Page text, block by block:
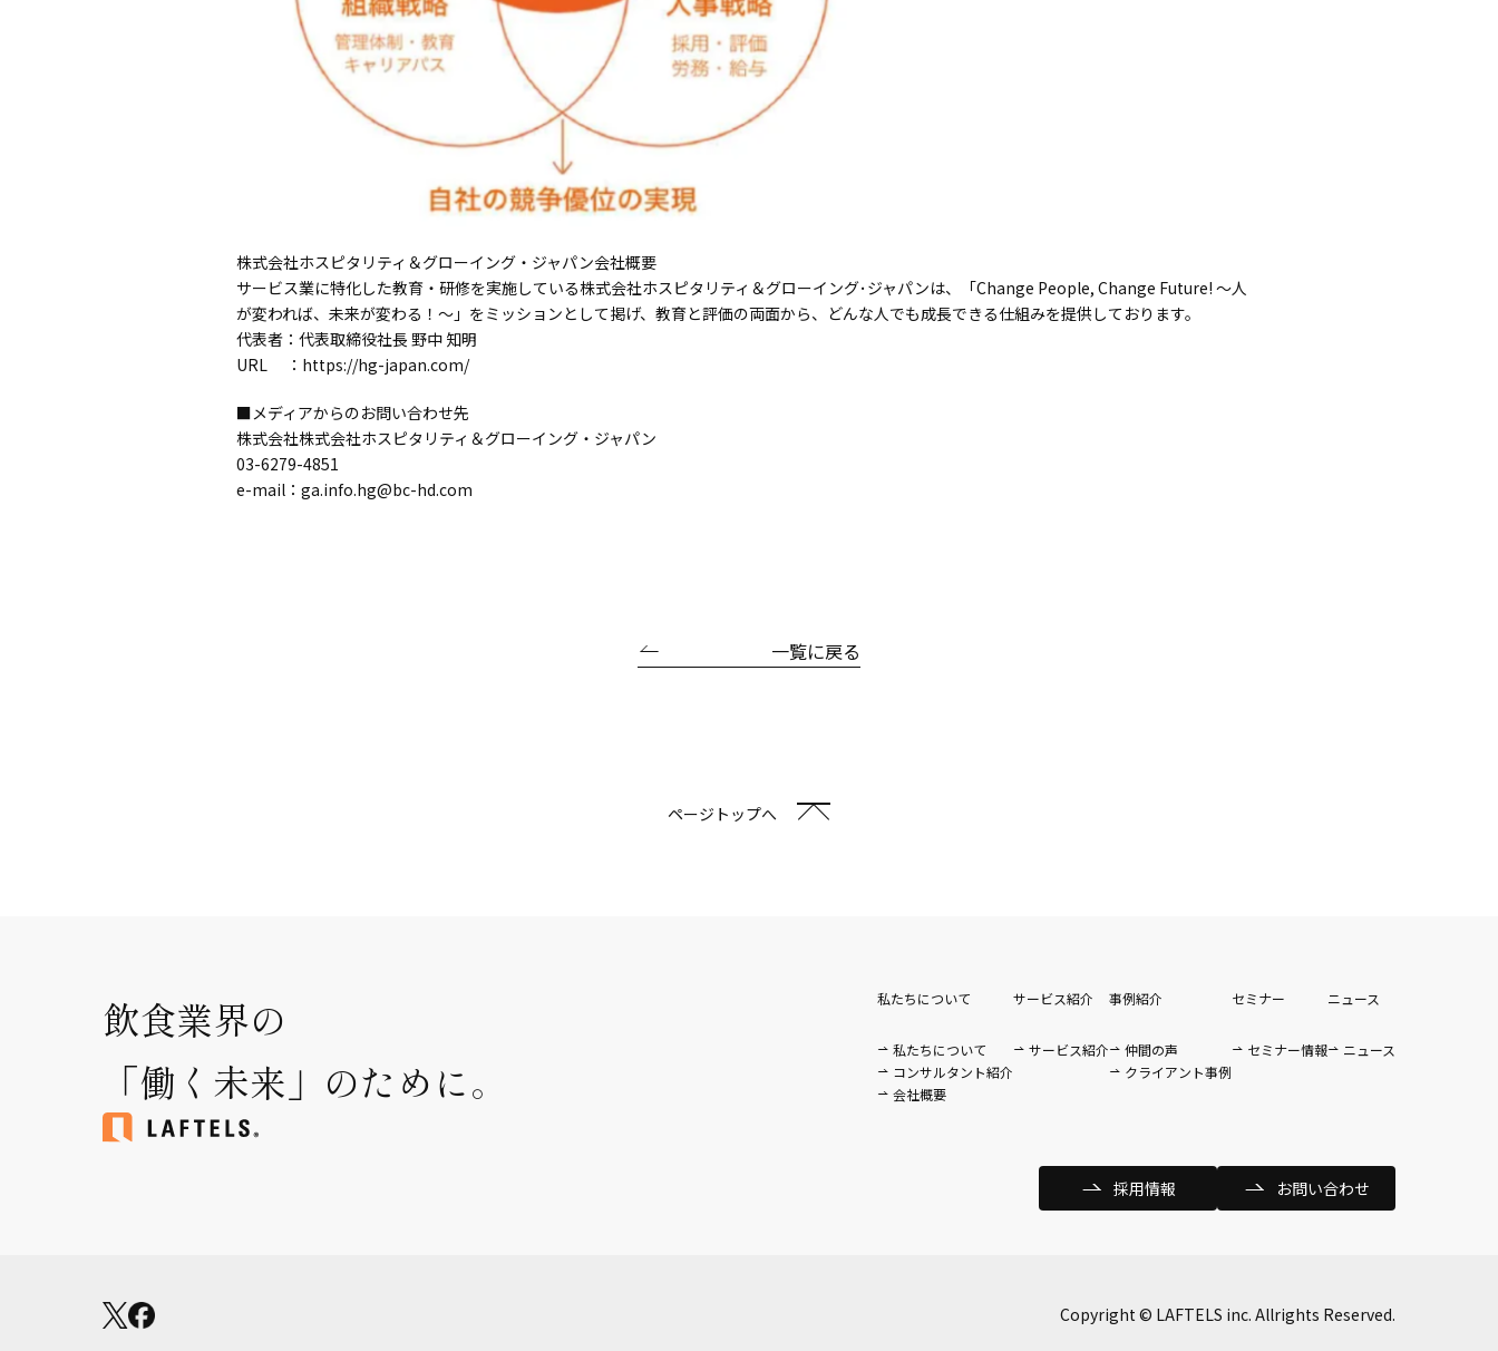
株式会社ホスピタリティ＆グローイング・ジャパン会社概要
サービス業に特化した教育・研修を実施している株式会社ホスピタリティ＆グローイング･ジャパンは、「Change People, Change Future! 〜人
が変われば、未来が変わる！〜」をミッションとして掲げ、教育と評価の両面から、どんな人でも成長できる仕組みを提供しております。
代表者：代表取締役社長 野中 知明
URL ： https://hg-japan.com/
■メディアからのお問い合わせ先
株式会社株式会社ホスピタリティ＆グローイング・ジャパン
03-6279-4851
e-mail：ga.info.hg@bc-hd.com
一覧に戻る
ページトップへ
飲食業界の
「働く未来」のために。
私たちについて
私たちについて
コンサルタント紹介
会社概要
サービス紹介
サービス紹介
事例紹介
仲間の声
クライアント事例
セミナー
セミナー情報
ニュース
ニュース
採用情報 お問い合わせ
Copyright © LAFTELS inc. Allrights Reserved.